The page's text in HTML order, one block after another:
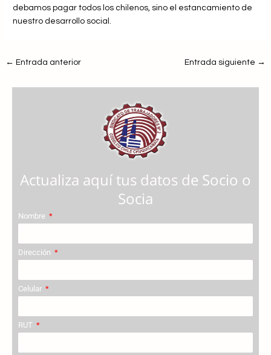
debamos pagar todos los chilenos, sino el estancamiento de
nuestro desarrollo social.
← Entrada anterior Entrada siguiente →
Actualiza aquí tus datos de Socio o
Socia
Nombre
Dirección
Celular
RUT